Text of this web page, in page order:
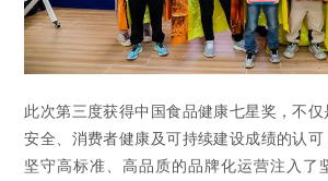
此次第三度获得中国食品健康七星奖，不
安全、消费者健康及可持续建设成绩的认
坚守高标准、高品质的品牌化运营注入了